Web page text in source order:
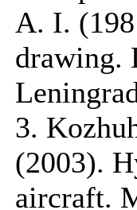
A. I.
drawing.
3.
(2003).
aircraft.